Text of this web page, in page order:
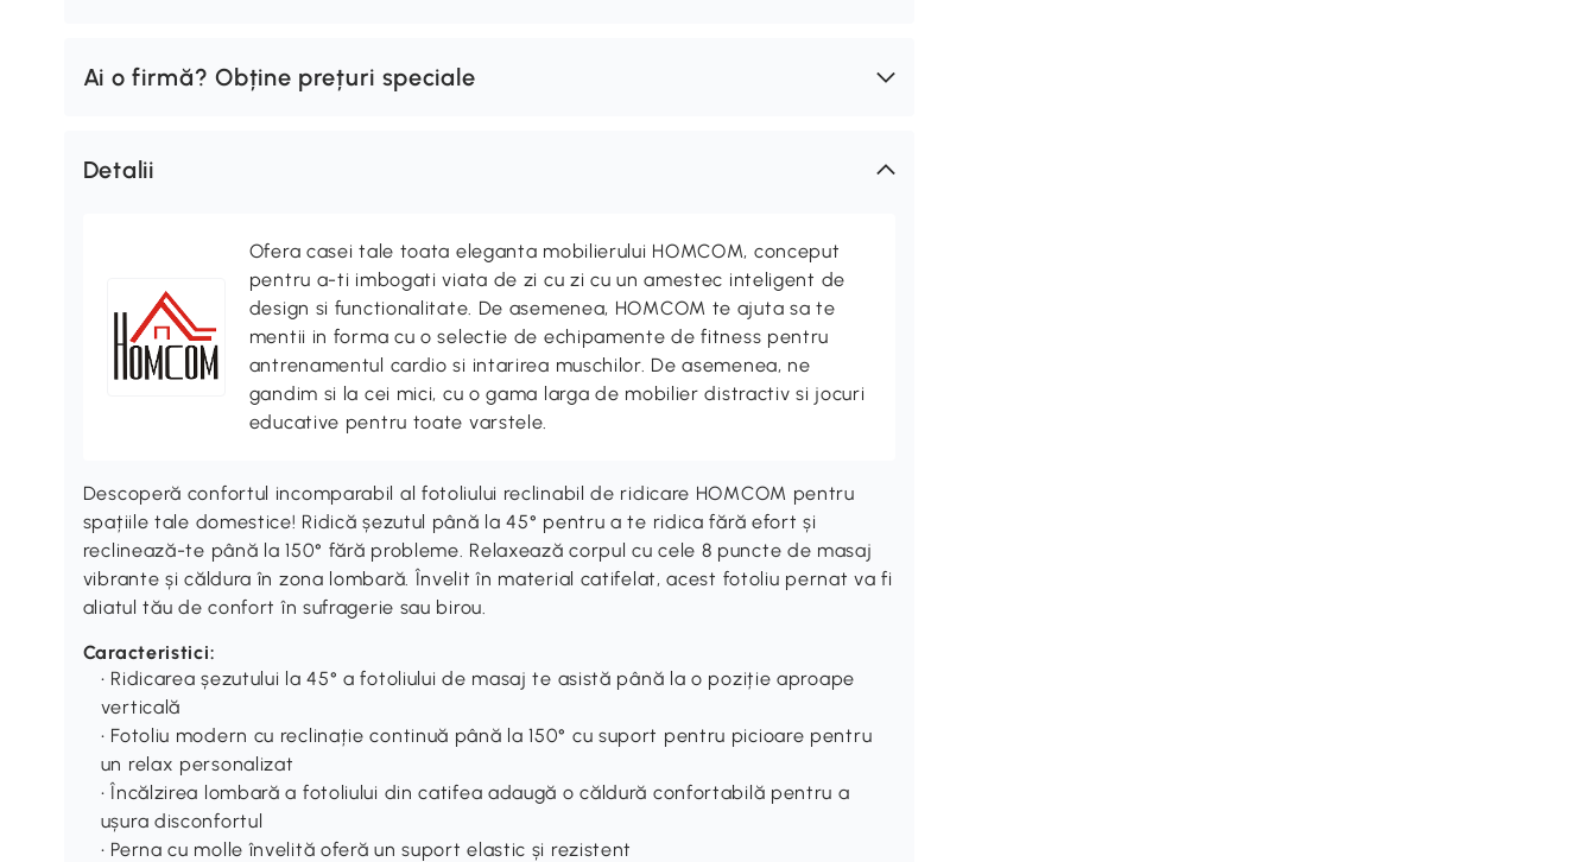
Ai o firmă? Obține prețuri speciale
Detalii
Ofera casei tale toata eleganta mobilierului HOMCOM, conceput
pentru a-ti imbogati viata de zi cu zi cu un amestec inteligent de
design si functionalitate. De asemenea, HOMCOM te ajuta sa te
mentii in forma cu o selectie de echipamente de fitness pentru
antrenamentul cardio si intarirea muschilor. De asemenea, ne
gandim si la cei mici, cu o gama larga de mobilier distractiv si jocuri
educative pentru toate varstele.
Descoperă confortul incomparabil al fotoliului reclinabil de ridicare HOMCOM pentru
spațiile tale domestice! Ridică șezutul până la 45° pentru a te ridica fără efort și
reclinează-te până la 150° fără probleme. Relaxează corpul cu cele 8 puncte de masaj
vibrante și căldura în zona lombară. Învelit în material catifelat, acest fotoliu pernat va fi
aliatul tău de confort în sufragerie sau birou.
Caracteristici:
• Ridicarea șezutului la 45° a fotoliului de masaj te asistă până la o poziție aproape
verticală
• Fotoliu modern cu reclinație continuă până la 150° cu suport pentru picioare pentru
un relax personalizat
• Încălzirea lombară a fotoliului din catifea adaugă o căldură confortabilă pentru a
ușura disconfortul
• Perna cu molle învelită oferă un suport elastic și rezistent